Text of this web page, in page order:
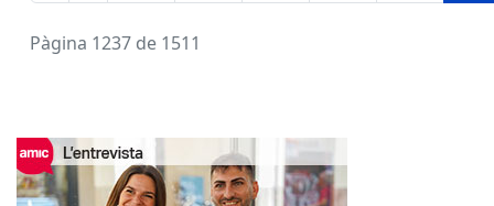
Pàgina 1237 de 1511